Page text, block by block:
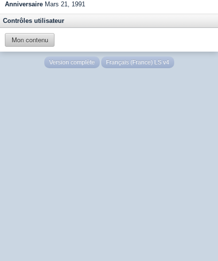
Anniversaire Mars 21, 1991
Contrôles utilisateur
Mon contenu
Version complète Français (France) LS v4